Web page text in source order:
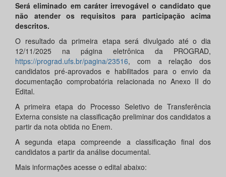
Será eliminado em caráter irrevogável o candidato que
não atender os requisitos para participação acima
descritos.
O resultado da primeira etapa será divulgado até o dia
12/11/2025 na página eletrônica da PROGRAD,
https://prograd.ufs.br/pagina/23516, com a relação dos
candidatos pré-aprovados e habilitados para o envio da
documentação comprobatória relacionada no Anexo II do
Edital.
A primeira etapa do Processo Seletivo de Transferência
Externa consiste na classificação preliminar dos candidatos a
partir da nota obtida no Enem.
A segunda etapa compreende a classificação final dos
candidatos a partir da análise documental.
Mais informações acesse o edital abaixo: